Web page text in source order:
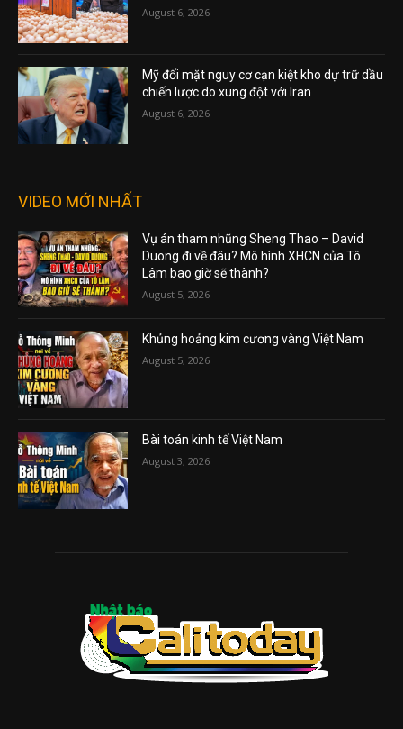
August 6, 2026
Mỹ đối mặt nguy cơ cạn kiệt kho dự trữ dầu
chiến lược do xung đột với Iran
August 6, 2026
VIDEO MỚI NHẤT
Vụ án tham nhũng Sheng Thao – David
Duong đi về đâu? Mô hình XHCN của Tô
Lâm bao giờ sẽ thành?
August 5, 2026
Khủng hoảng kim cương vàng Việt Nam
August 5, 2026
Bài toán kinh tế Việt Nam
August 3, 2026